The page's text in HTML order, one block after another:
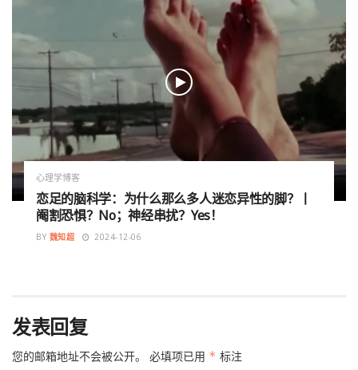
心理学博客
恋足的脑科学：为什么那么多人迷恋异性的脚？丨
阉割恐惧？No；神经串扰？Yes！
BY 魏知超 2024-12-06
发表回复
您的邮箱地址不会被公开。 必填项已用 * 标注